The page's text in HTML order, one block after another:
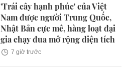
'Trái cây hạnh phúc' của Việt
Nam được người Trung Quốc,
Nhật Bản cực mê, hàng loạt đại
gia chạy đua mở rộng diện tích
7 giờ trước